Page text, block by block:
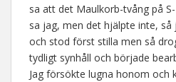
sa att det Maulkorb-tvång på
sa jag, men det hjälpte inte,
och stod först stilla men så
tydligt synhåll och började
Jag försökte lugna honom och